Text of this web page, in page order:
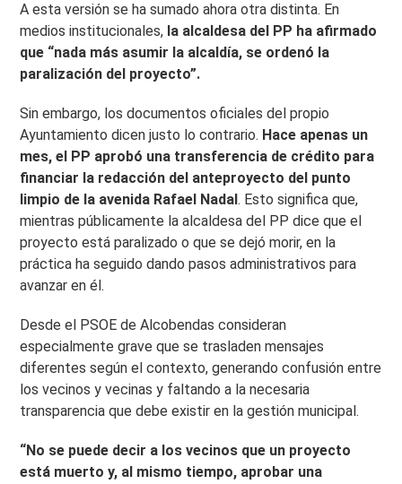
A esta versión se ha sumado ahora otra distinta. En
medios institucionales, la alcaldesa del PP ha afirmado
que “nada más asumir la alcaldía, se ordenó la
paralización del proyecto”.
Sin embargo, los documentos oficiales del propio
Ayuntamiento dicen justo lo contrario. Hace apenas un
mes, el PP aprobó una transferencia de crédito para
financiar la redacción del anteproyecto del punto
limpio de la avenida Rafael Nadal. Esto significa que,
mientras públicamente la alcaldesa del PP dice que el
proyecto está paralizado o que se dejó morir, en la
práctica ha seguido dando pasos administrativos para
avanzar en él.
Desde el PSOE de Alcobendas consideran
especialmente grave que se trasladen mensajes
diferentes según el contexto, generando confusión entre
los vecinos y vecinas y faltando a la necesaria
transparencia que debe existir en la gestión municipal.
“No se puede decir a los vecinos que un proyecto
está muerto y, al mismo tiempo, aprobar una